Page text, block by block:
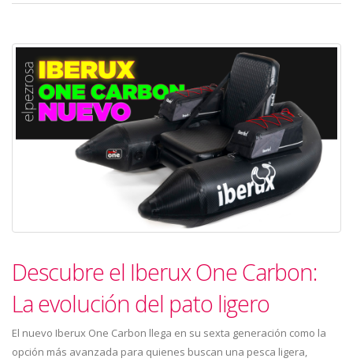
Descubre el Iberux One Carbon:
La evolución del pato ligero
El nuevo Iberux One Carbon llega en su sexta generación como la
opción más avanzada para quienes buscan una pesca ligera,